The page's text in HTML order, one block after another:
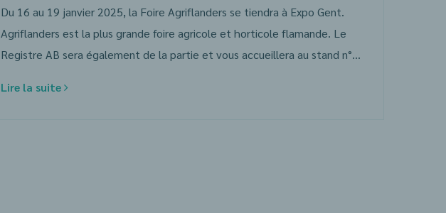
Du 16 au 19 janvier 2025, la Foire Agriflanders se tiendra à Expo Gent.
Agriflanders est la plus grande foire agricole et horticole flamande. Le
Registre AB sera également de la partie et vous accueillera au stand n° 1414.
Lire la suite